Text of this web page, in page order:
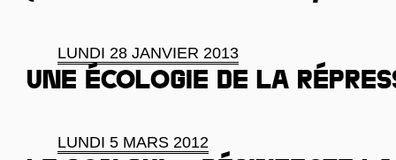
LUNDI 28 JANVIER 2013
Une écologie de la
LUNDI 5 MARS 2012